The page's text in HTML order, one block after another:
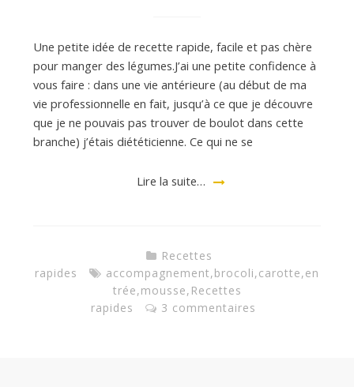
Une petite idée de recette rapide, facile et pas chère
pour manger des légumes.J’ai une petite confidence à
vous faire : dans une vie antérieure (au début de ma
vie professionnelle en fait, jusqu’à ce que je découvre
que je ne pouvais pas trouver de boulot dans cette
branche) j’étais diététicienne. Ce qui ne se
Lire la suite…
Recettes
rapides
accompagnement,brocoli,carotte,en
trée,mousse, Recettes
rapides
3 commentaires